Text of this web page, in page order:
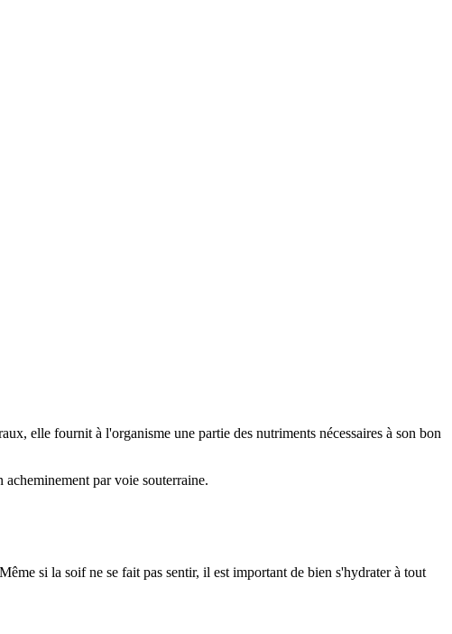
elle fournit à l'organisme une partie des nutriments nécessaires à son bon
par voie souterraine.
si la soif ne se fait pas sentir, il est important de bien s'hydrater à tout